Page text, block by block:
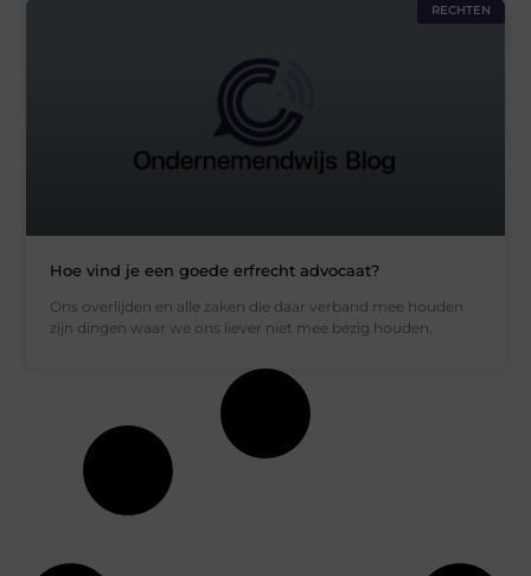
RECHTEN
Hoe vind je een goede erfrecht advocaat?
Ons overlijden en alle zaken die daar verband mee houden
zijn dingen waar we ons liever niet mee bezig houden.